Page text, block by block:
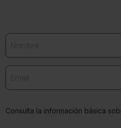
Saber más acerca de las
Consulta la información básica